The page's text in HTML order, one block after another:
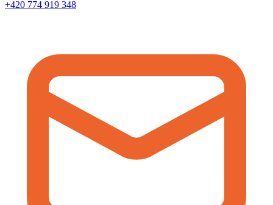
+420 774 919 348